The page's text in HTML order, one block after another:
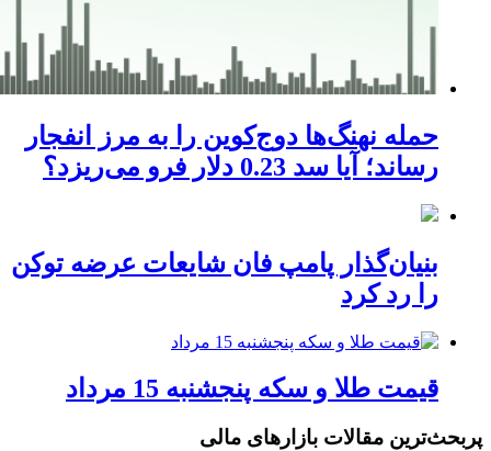
حمله نهنگ‌ها دوج‌کوین را به مرز انفجار
رساند؛ آیا سد 0.23 دلار فرو می‌ریزد؟
بنیان‌گذار پامپ فان شایعات عرضه توکن
را رد کرد
قیمت طلا و سکه پنجشنبه 15 مرداد
پربحث‌ترین مقالات بازارهای مالی